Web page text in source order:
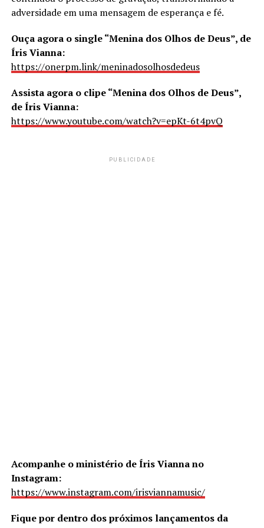
adversidade em uma mensagem de esperança e fé.
Ouça agora o single “Menina dos Olhos de Deus”, de
Íris Vianna:
https://onerpm.link/meninadosolhosdedeus
Assista agora o clipe “Menina dos Olhos de Deus”,
de Íris Vianna:
https://www.youtube.com/watch?v=epKt-6t4pvQ
PUBLICIDADE
Acompanhe o ministério de Íris Vianna no
Instagram:
https://www.instagram.com/irisviannamusic/
Fique por dentro dos próximos lançamentos da